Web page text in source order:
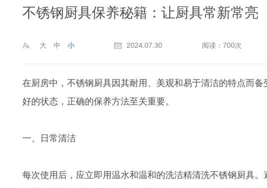
不锈钢厨具保养秘籍：让厨具常新常亮
大 中 小 2024.07.30 阅读：700次
在厨房中，不锈钢厨具因其耐用、美观和易于清洁的特点而
好的状态，正确的保养方法至关重要。
一、日常清洁
每次使用后，应立即用温水和温和的洗洁精清洗不锈钢厨具。
成都大学